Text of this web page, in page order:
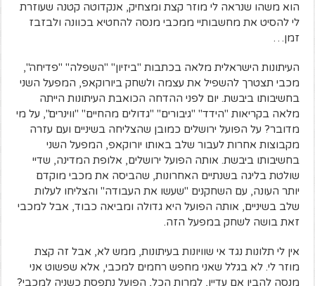
הוא משהו שנראה לי מוזר קצת ומצחיק, אנקדוטה קטנה שעוזרת
לי להסיט את מחשבותיי ממכבי מנסה להחטיא בכוונה ולבזבז
זמן…
העיתונות הישראלית מלאה בכתבות "ביזיון" "השפלה" "פדיחה",
מכבי תצטרך להשפיל את עצמה ולשחק ביורוקאפ, המפעל השני
בחשיבותו ביבשת. יום לפני ההדחה הכואבת העיתונות הייתה
מלאה בקריאות "הידד" "גיבורים" "גדולים מהחיים" "ווינרים", על מי
מדובר? על הפועל ירושלים כמובן שהצליחה בשיניים ועם עזרה
מקבוצות אחרות לעבור שלב באותו יורוקאפ, המפעל השני
בחשיבותו ביבשת. אותה הפועל ירושלים, אלופת המדינה, שדיי
שולטת בליגה בשנתיים האחרונות, שהביסה את מכבי מוקדם
יותר העונה, עם השחקנים "שעשו את העבודה" והצליחו לעלות
שלב בשיניים, אותה הפועל היא גדולה ומביאה כבוד, אבל למכבי
זאת בושה לשחק במפעל הזה.
אין לי תלונות נגד אי שוויונות בעיתונות, ממש לא, אבל זה קצת
מוזר לי. לא בגלל שאני מחפש רחמים למכבי, אלא שפשוט אני
מנסה להבין אם עדיין, למרות הכל, הפועל נתפסת כשניה למכבי?